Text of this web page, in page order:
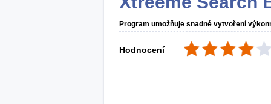
Program umožňuje snadné vytvoření
Hodnocení